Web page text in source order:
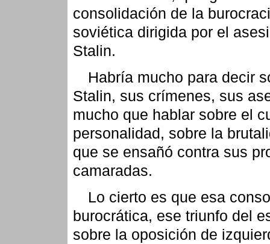
consolidación de la
soviética dirigida por el
Stalin.
Habría mucho para decir
Stalin, sus crímenes, sus
mucho que hablar sobre el
personalidad, sobre la
que se ensañó contra sus
camaradas.
Lo cierto es que esa
burocrática, ese triunfo del
sobre la oposición de